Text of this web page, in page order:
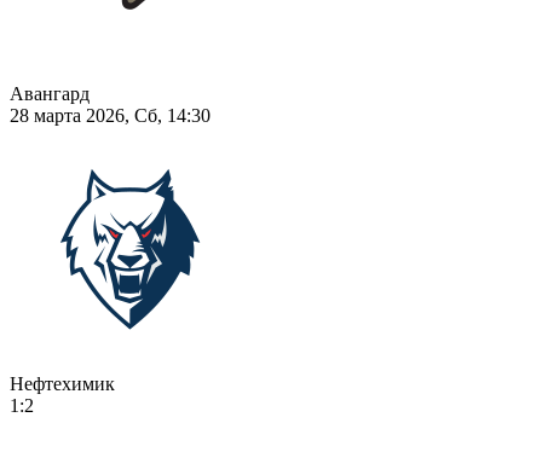
Авангард
28 марта 2026, Сб, 14:30
Нефтехимик
1:2